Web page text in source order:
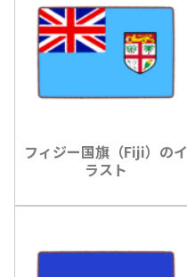
フィジー国旗（Fiji）のイ
ラスト